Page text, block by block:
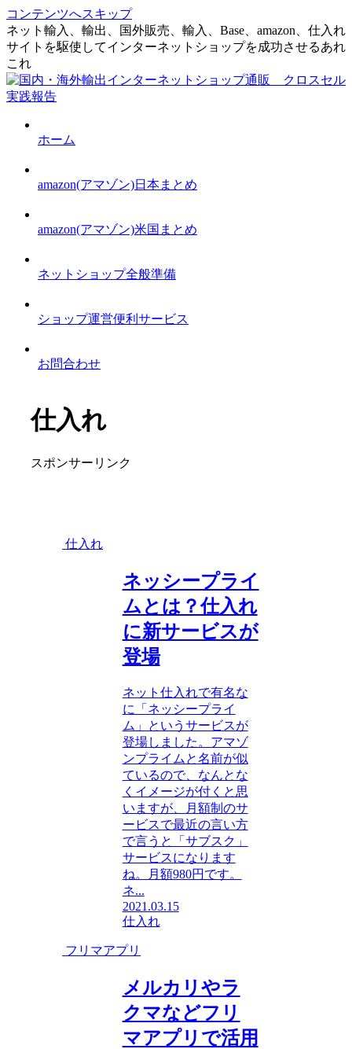
コンテンツへスキップ
ネット輸入、輸出、国外販売、輸入、Base、amazon、仕入れ
サイトを駆使してインターネットショップを成功させるあれ
これ
ホーム
amazon(アマゾン)日本まとめ
amazon(アマゾン)米国まとめ
ネットショップ全般準備
ショップ運営便利サービス
お問合わせ
仕入れ
スポンサーリンク
仕入れ
ネッシープライ
ムとは？仕入れ
に新サービスが
登場
ネット仕入れで有名な
に「ネッシープライ
ム」というサービスが
登場しました。アマゾ
ンプライムと名前が似
ているので、なんとな
くイメージが付くと思
いますが、月額制のサ
ービスで最近の言い方
で言うと「サブスク」
サービスになります
ね。月額980円です。
ネ...
2021.03.15
仕入れ
フリマアプリ
メルカリやラ
クマなどフリ
マアプリで活用